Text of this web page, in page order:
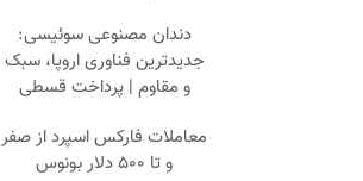
دندان مصنوعی سوئیسی:
جدیدترین فناوری اروپا، سبک
و مقاوم | پرداخت قسطی
معاملات فارکس اسپرد از صفر
و تا ۵۰۰ دلار بونوس